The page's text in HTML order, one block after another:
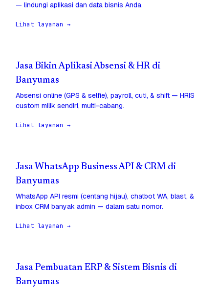
— lindungi aplikasi dan data bisnis Anda.
Lihat layanan →
Jasa Bikin Aplikasi Absensi & HR di
Banyumas
Absensi online (GPS & selfie), payroll, cuti, & shift — HRIS
custom milik sendiri, multi-cabang.
Lihat layanan →
Jasa WhatsApp Business API & CRM di
Banyumas
WhatsApp API resmi (centang hijau), chatbot WA, blast, &
inbox CRM banyak admin — dalam satu nomor.
Lihat layanan →
Jasa Pembuatan ERP & Sistem Bisnis di
Banyumas